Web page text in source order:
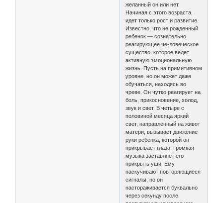
желанный он или нет.
Начиная с этого возраста,
идет только рост и развитие.
Известно, что не рожденный
ребенок — сознательно
реагирующее че-ловеческое
существо, которое ведет
активную эмоциональную
жизнь. Пусть на примитивном
уровне, но он может даже
обучаться, находясь во
чреве. Он чутко реагирует на
боль, прикосновение, холод,
звук и свет. В четыре с
половиной месяца яркий
свет, направленный на живот
матери, вызывает движение
руки ребенка, которой он
прикрывает глаза. Громкая
музыка заставляет его
прикрыть уши. Ему
наскучивают повторяющиеся
сигналы, но он
настораживается буквально
через секунду после